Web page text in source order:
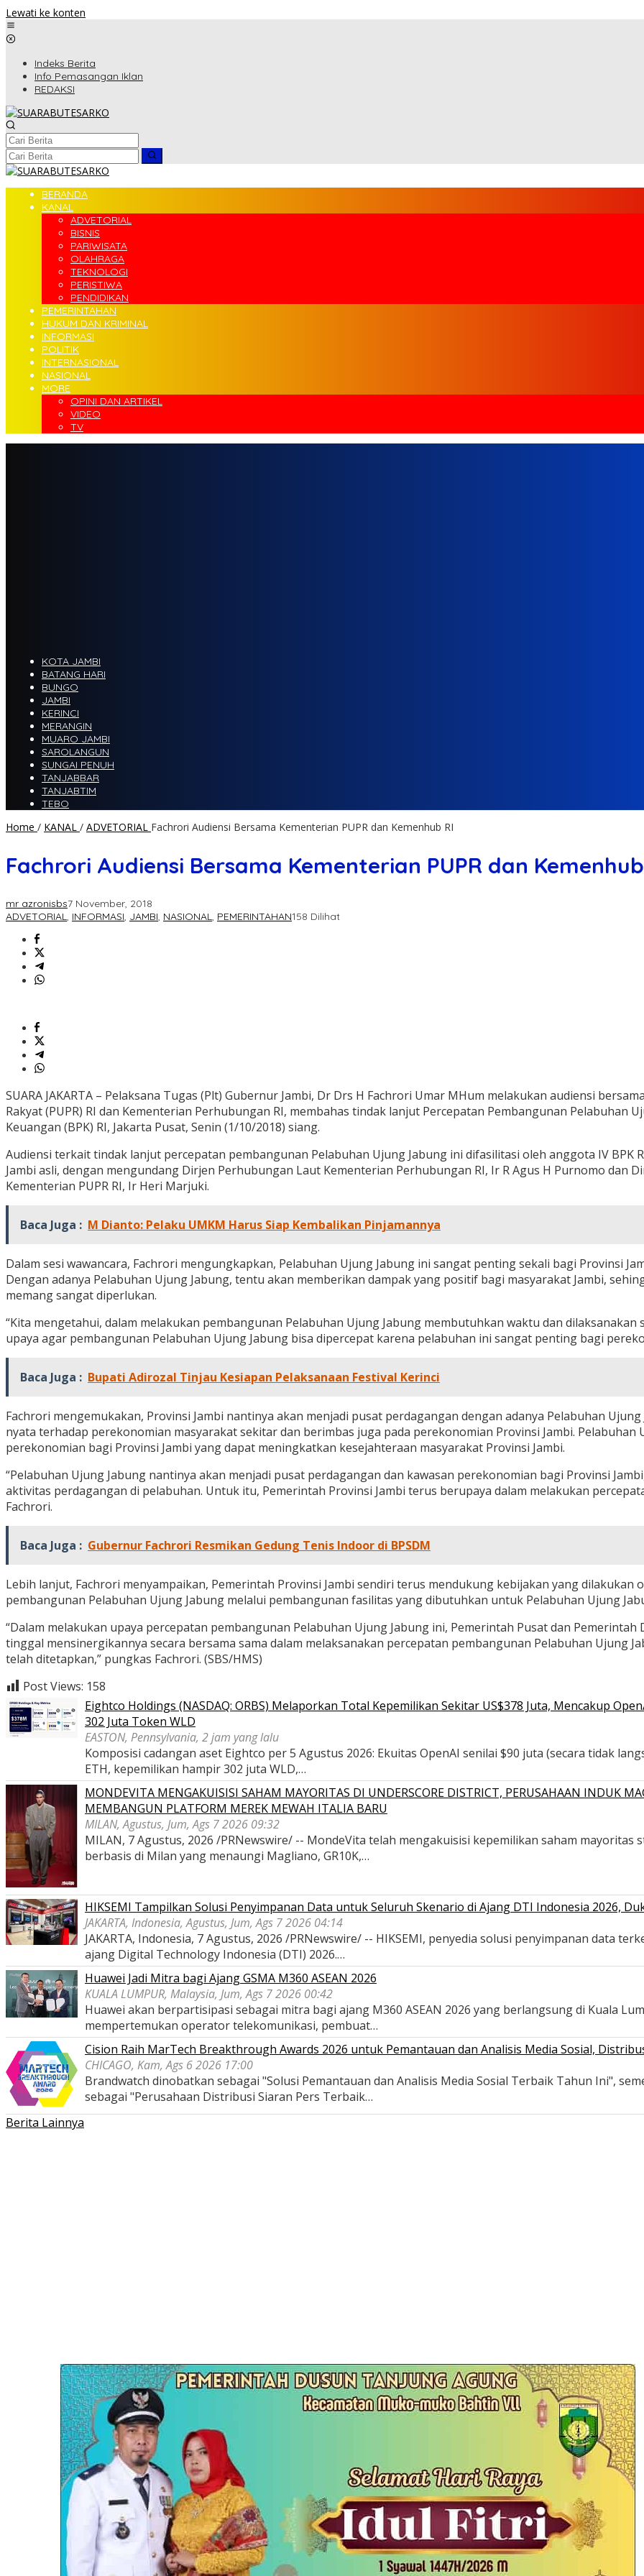
Lewati ke konten
Indeks Berita
Info Pemasangan Iklan
REDAKSI
BERANDA
KANAL
ADVETORIAL
BISNIS
PARIWISATA
OLAHRAGA
TEKNOLOGI
PERISTIWA
PENDIDIKAN
PEMERINTAHAN
HUKUM DAN KRIMINAL
INFORMASI
POLITIK
INTERNASIONAL
NASIONAL
MORE
OPINI DAN ARTIKEL
VIDEO
TV
KOTA JAMBI
BATANG HARI
BUNGO
JAMBI
KERINCI
MERANGIN
MUARO JAMBI
SAROLANGUN
SUNGAI PENUH
TANJABBAR
TANJABTIM
TEBO
Home / KANAL / ADVETORIAL Fachrori Audiensi Bersama Kementerian PUPR dan Kemenhub RI
Fachrori Audiensi Bersama Kementerian PUPR dan
mr azronisbs7 November, 2018
ADVETORIAL, INFORMASI, JAMBI, NASIONAL, PEMERINTAHAN158 Dilihat
SUARA JAKARTA – Pelaksana Tugas (Plt) Gubernur Jambi, Dr Drs H Fachrori Umar MHum melakukan audiensi
Rakyat (PUPR) RI dan Kementerian Perhubungan RI, membahas tindak lanjut Percepatan Pembangunan Pelabuhan
Keuangan (BPK) RI, Jakarta Pusat, Senin (1/10/2018) siang.
Audiensi terkait tindak lanjut percepatan pembangunan Pelabuhan Ujung Jabung ini difasilitasi oleh anggota IV BPK
Jambi asli, dengan mengundang Dirjen Perhubungan Laut Kementerian Perhubungan RI, Ir R Agus H Purnomo dan
Kementerian PUPR RI, Ir Heri Marjuki.
Baca Juga : M Dianto: Pelaku UMKM Harus Siap Kembalikan Pinjamannya
Dalam sesi wawancara, Fachrori mengungkapkan, Pelabuhan Ujung Jabung ini sangat penting sekali bagi Provinsi
Dengan adanya Pelabuhan Ujung Jabung, tentu akan memberikan dampak yang positif bagi masyarakat Jambi,
memang sangat diperlukan.
“Kita mengetahui, dalam melakukan pembangunan Pelabuhan Ujung Jabung membutuhkan waktu dan
upaya agar pembangunan Pelabuhan Ujung Jabung bisa dipercepat karena pelabuhan ini sangat penting bagi
Baca Juga : Bupati Adirozal Tinjau Kesiapan Pelaksanaan Festival Kerinci
Fachrori mengemukakan, Provinsi Jambi nantinya akan menjadi pusat perdagangan dengan adanya Pelabuhan
nyata terhadap perekonomian masyarakat sekitar dan berimbas juga pada perekonomian Provinsi Jambi.
perekonomian bagi Provinsi Jambi yang dapat meningkatkan kesejahteraan masyarakat Provinsi Jambi.
“Pelabuhan Ujung Jabung nantinya akan menjadi pusat perdagangan dan kawasan perekonomian bagi Provinsi
aktivitas perdagangan di pelabuhan. Untuk itu, Pemerintah Provinsi Jambi terus berupaya dalam melakukan
Fachrori.
Baca Juga : Gubernur Fachrori Resmikan Gedung Tenis Indoor di BPSDM
Lebih lanjut, Fachrori menyampaikan, Pemerintah Provinsi Jambi sendiri terus mendukung kebijakan yang dilakukan
pembangunan Pelabuhan Ujung Jabung melalui pembangunan fasilitas yang dibutuhkan untuk Pelabuhan Ujung
“Dalam melakukan upaya percepatan pembangunan Pelabuhan Ujung Jabung ini, Pemerintah Pusat dan
tinggal mensinergikannya secara bersama sama dalam melaksanakan percepatan pembangunan Pelabuhan Ujung
telah ditetapkan,” pungkas Fachrori. (SBS/HMS)
Post Views: 158
Eightco Holdings (NASDAQ: ORBS) Melaporkan Total Kepemilikan Sekitar US$378 Juta, Mencakup
302 Juta Token WLD
EASTON, Pennsylvania, 2 jam yang lalu
Komposisi cadangan aset Eightco per 5 Agustus 2026: Ekuitas OpenAI senilai $90 juta (secara tidak
ETH, kepemilikan hampir 302 juta WLD,…
MONDEVITA MENGAKUISISI SAHAM MAYORITAS DI UNDERSCORE DISTRICT, PERUSAHAAN INDUK
MEMBANGUN PLATFORM MEREK MEWAH ITALIA BARU
MILAN, Agustus, Jum, Ags 7 2026 09:32
MILAN, 7 Agustus, 2026 /PRNewswire/ -- MondeVita telah mengakuisisi kepemilikan saham
berbasis di Milan yang menaungi Magliano, GR10K,…
HIKSEMI Tampilkan Solusi Penyimpanan Data untuk Seluruh Skenario di Ajang DTI Indonesia 2026,
JAKARTA, Indonesia, Agustus, Jum, Ags 7 2026 04:14
JAKARTA, Indonesia, 7 Agustus, 2026 /PRNewswire/ -- HIKSEMI, penyedia solusi penyimpanan data
ajang Digital Technology Indonesia (DTI) 2026.…
Huawei Jadi Mitra bagi Ajang GSMA M360 ASEAN 2026
KUALA LUMPUR, Malaysia, Jum, Ags 7 2026 00:42
Huawei akan berpartisipasi sebagai mitra bagi ajang M360 ASEAN 2026 yang berlangsung di Kuala
mempertemukan operator telekomunikasi, pembuat…
Cision Raih MarTech Breakthrough Awards 2026 untuk Pemantauan dan Analisis Media Sosial,
CHICAGO, Kam, Ags 6 2026 17:00
Brandwatch dinobatkan sebagai "Solusi Pemantauan dan Analisis Media Sosial Terbaik Tahun Ini",
sebagai "Perusahaan Distribusi Siaran Pers Terbaik…
Berita Lainnya